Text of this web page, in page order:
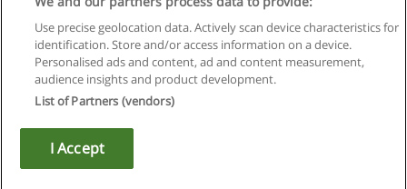
Privacidade de dados
Entrar em contato com Educaedu
Copyright © Educaedu Business S.L. - CIF : B-95610580: -
Use precise geolocation data. Actively scan device characteristics for
identification. Store and/or access information on a device.
Personalised ads and content, ad and content measurement,
audience insights and product development.
List of Partners (vendors)
I Accept